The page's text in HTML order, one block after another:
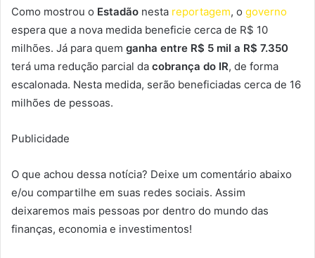
Como mostrou o Estadão nesta reportagem, o governo
espera que a nova medida beneficie cerca de R$ 10
milhões. Já para quem ganha entre R$ 5 mil a R$ 7.350
terá uma redução parcial da cobrança do IR, de forma
escalonada. Nesta medida, serão beneficiadas cerca de 16
milhões de pessoas.
Publicidade
O que achou dessa notícia? Deixe um comentário abaixo
e/ou compartilhe em suas redes sociais. Assim
deixaremos mais pessoas por dentro do mundo das
finanças, economia e investimentos!